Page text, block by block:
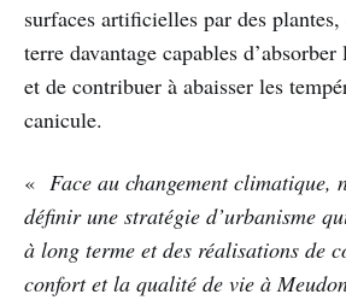
surfaces artificielles par des
terre davantage capables
et de contribuer à abaisser les
canicule.
« Face au changement climatique,
définir une stratégie d’urbanisme
à long terme et des réalisations de
confort et la qualité de vie à